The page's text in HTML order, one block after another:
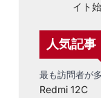
イト
人気記事
最も訪問者が
Redmi 12C